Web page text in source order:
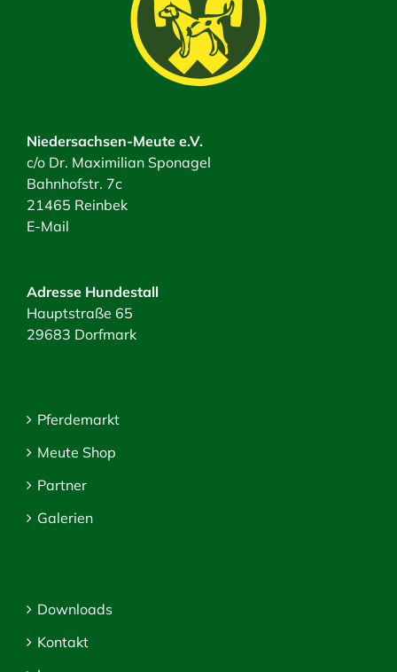
Niedersachsen-Meute e.V.
c/o Dr. Maximilian Sponagel
Bahnhofstr. 7c
21465 Reinbek
E-Mail
Adresse Hundestall
Hauptstraße 65
29683 Dorfmark
Pferdemarkt
Meute Shop
Partner
Galerien
Downloads
Kontakt